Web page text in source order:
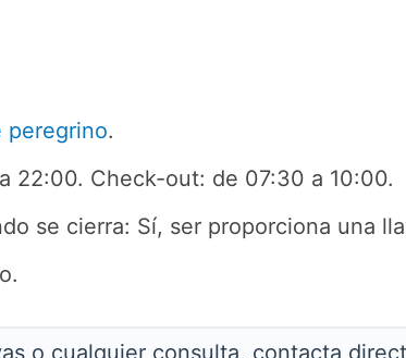
peregrino.
22:00. Check-out: de 07:30 a 10:00.
se cierra: Sí, ser proporciona una
o cualquier consulta, contacta